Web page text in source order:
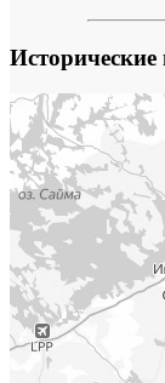
Исторические